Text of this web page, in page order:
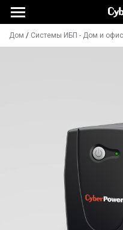
Дом / Системы ИБП - Дом и офис